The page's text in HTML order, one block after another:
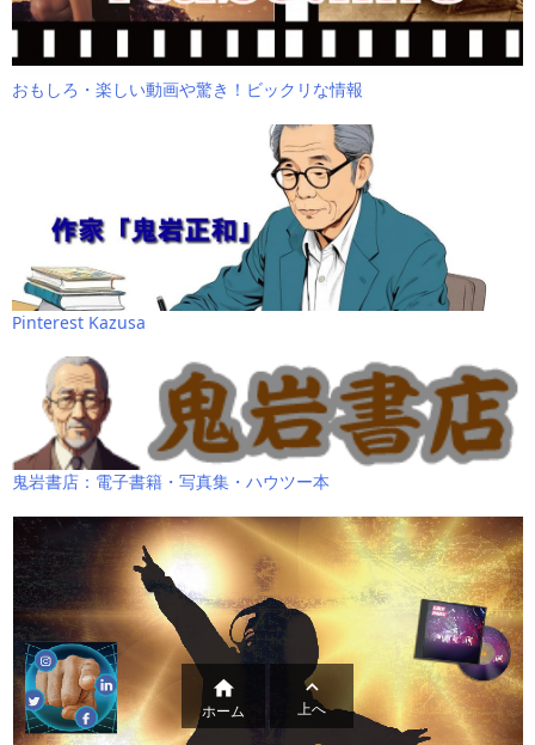
おもしろ・楽しい動画や驚き！ビックリな情報
Pinterest Kazusa
鬼岩書店：電子書籍・写真集・ハウツー本

ホーム

上へ